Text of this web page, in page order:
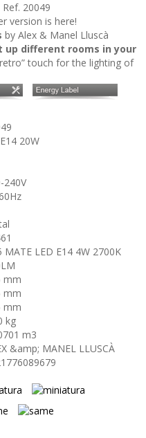
Ref. 20049
version is here!
by Alex & Manel Lluscà
up different rooms in your
touch for the lighting of
20W
240V
MATE LED E14 4W 2700K
mm
mm
mm
kg
m3
&amp; MANEL LLUSCÀ